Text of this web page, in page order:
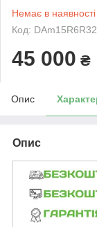
Немає в наявності
Код:
45 000 ₴
Опис
Опис